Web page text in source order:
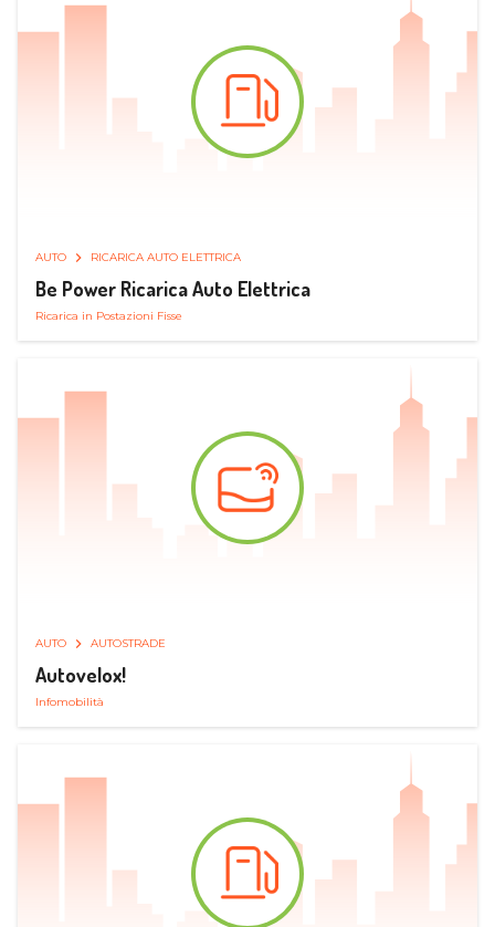
AUTO RICARICA AUTO ELETTRICA
Be Power Ricarica Auto Elettrica
Ricarica in Postazioni Fisse
AUTO AUTOSTRADE
Autovelox!
Infomobilità